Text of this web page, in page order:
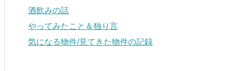
酒飲みの話
やってみたこと＆独り言
気になる物件/見てきた物件の記録